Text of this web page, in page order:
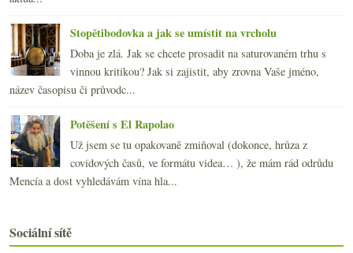
Stopětibodovka a jak se umístit na vrcholu
Doba je zlá. Jak se chcete prosadit na saturovaném trhu s
vinnou kritikou? Jak si zajistit, aby zrovna Vaše jméno,
název časopisu či průvodc...
Potěšení s El Rapolao
Už jsem se tu opakovaně zmiňoval (dokonce, hrůza z
covidových časů, ve formátu videa… ), že mám rád odrůdu
Mencía a dost vyhledávám vína hla...
Sociální sítě